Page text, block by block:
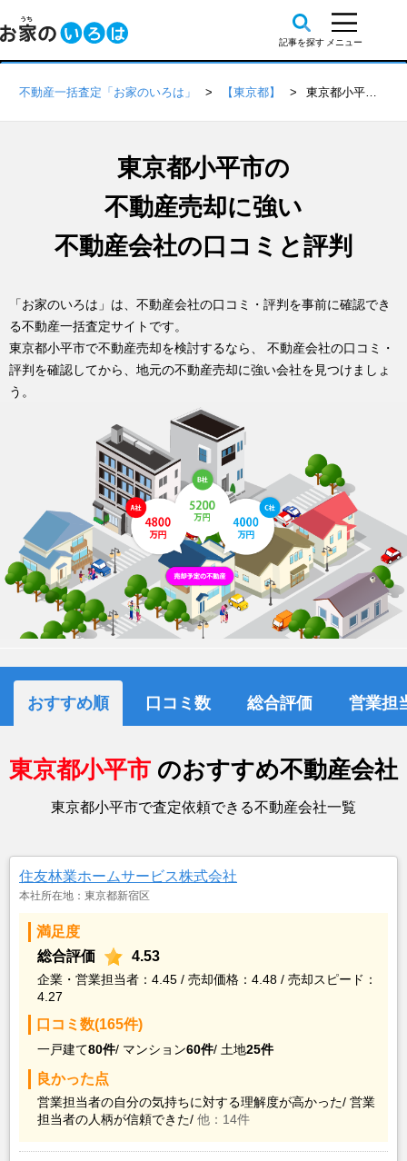
不動産一括査定「お家のいろは」 【東京都】 東京都小平市の不動産会社 口コミ・評判一覧
東京都小平市の
不動産売却に強い
不動産会社の口コミと評判
「お家のいろは」は、不動産会社の口コミ・評判を事前に確認でき
る不動産一括査定サイトです。
東京都小平市で不動産売却を検討するなら、 不動産会社の口コミ・
評判を確認してから、地元の不動産売却に強い会社を見つけましょ
う。
おすすめ順 口コミ数 総合評価 営業担
東京都小平市 のおすすめ不動産会社
東京都小平市で査定依頼できる不動産会社一覧
住友林業ホームサービス株式会社
本社所在地：東京都新宿区
満足度
総合評価
4.53
企業・営業担当者：4.45 / 売却価格：4.48 / 売却スピード：
4.27
口コミ数(165件)
一戸建て80件/ マンション60件/ 土地25件
良かった点
営業担当者の自分の気持ちに対する理解度が高かった/ 営業
担当者の人柄が信頼できた/ 他：14件